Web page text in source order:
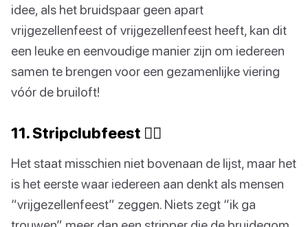
idee, als het bruidspaar geen apart
vrijgezellenfeest of vrijgezellenfeest heeft, kan dit
een leuke en eenvoudige manier zijn om iedereen
samen te brengen voor een gezamenlijke viering
vóór de bruiloft!
11. Stripclubfeest 👯‍♀️
Het staat misschien niet bovenaan de lijst, maar het
is het eerste waar iedereen aan denkt als mensen
“vrijgezellenfeest” zeggen. Niets zegt “ik ga